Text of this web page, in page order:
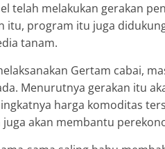
telah melakukan gerakan
itu, program itu juga
tanam.
Gertam cabai,
Menurutnya gerakan itu
harga komoditas
akan membantu